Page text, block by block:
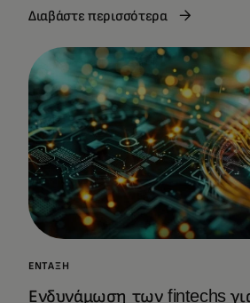
Διαβάστε περισσότερα
ΈΝΤΑΞΗ
Ενδυνάμωση των fintechs